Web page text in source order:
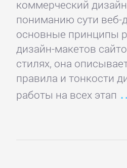
коммерческий
пониманию сути веб-
основные принципы
дизайн-макетов
стилях, она
правила и тонкости
работы на всех этап
подбор
персонала
Ценные
бумаги,
инвестиции